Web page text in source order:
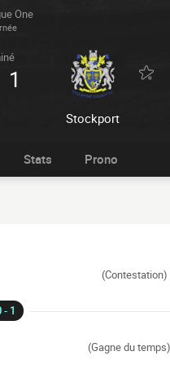
One
1
Stockport
Stats Prono
(Contestation)
- 1
(Gagne du temps)